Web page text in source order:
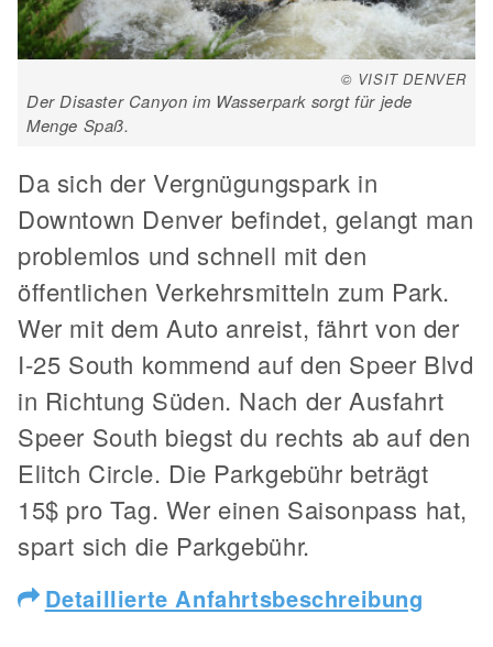
© VISIT DENVER
Der Disaster Canyon im Wasserpark sorgt für jede
Menge Spaß.
Da sich der Vergnügungspark in
Downtown Denver befindet, gelangt man
problemlos und schnell mit den
öffentlichen Verkehrsmitteln zum Park.
Wer mit dem Auto anreist, fährt von der
I-25 South kommend auf den Speer Blvd
in Richtung Süden. Nach der Ausfahrt
Speer South biegst du rechts ab auf den
Elitch Circle. Die Parkgebühr beträgt
15$ pro Tag. Wer einen Saisonpass hat,
spart sich die Parkgebühr.
Detaillierte Anfahrtsbeschreibung